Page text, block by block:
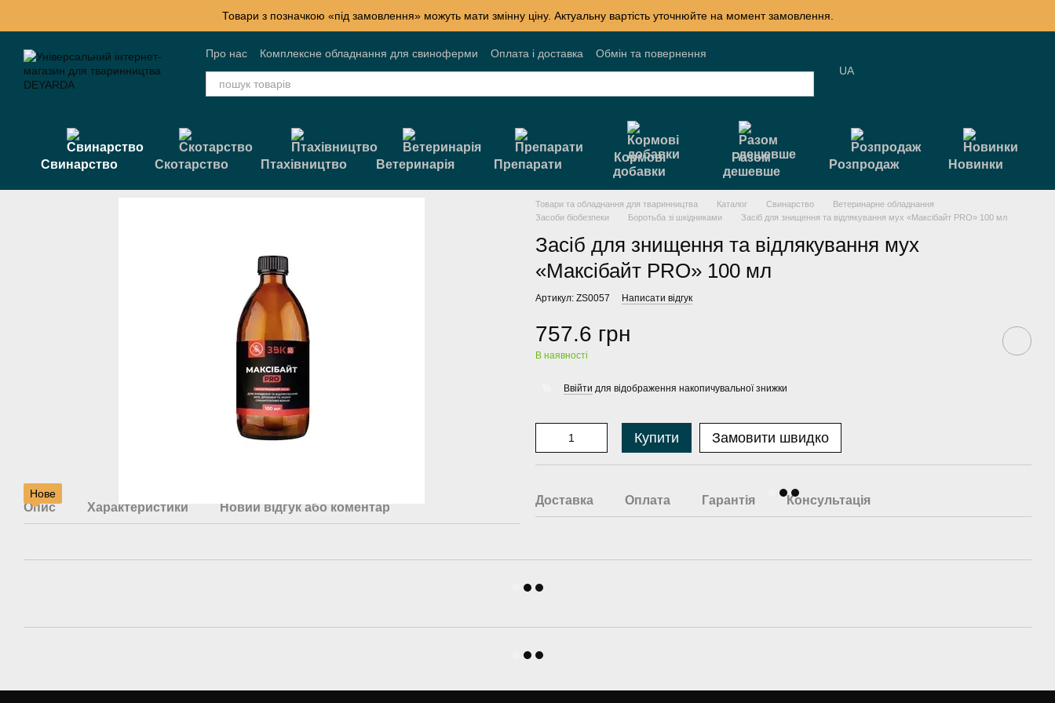
Товари з позначкою «під замовлення» можуть мати змінну ціну. Актуальну вартість уточнюйте на момент замовлення.
Про нас Комплексне обладнання для свиноферми Оплата і доставка
Обмін та повернення
Контактна інформація
Блог Накопичувальні знижки Акції Договір публічної оферти UA
Свинарство Скотарство Птахівництво Ветеринарія Препарати
Кормові
добавки
Разом
дешевше
Розпродаж Новинки
Нове
Опис Характеристики Новий відгук або коментар
Товари та обладнання для тваринництва Каталог Свинарство
Ветеринарне обладнання
Засоби біобезпеки
Боротьба зі шкідниками Засіб для знищення та відлякування мух «Максібайт PRO» 100 мл
Засіб для знищення та відлякування мух
«Максібайт PRO» 100 мл
Артикул: ZS0057 Написати відгук
757.6 грн
В наявності
Ввійти для відображення накопичувальної знижки
Купити Замовити швидко
Доставка Оплата Гарантія Консультація